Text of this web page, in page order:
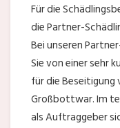
Für die
die Partner-
Bei unseren
Sie von einer sehr
für die Beseitigung
Großbottwar. Im
als Auftraggeber